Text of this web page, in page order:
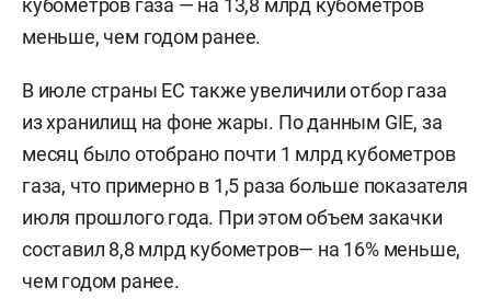
кубометров газа — на 13,8 млрд кубометров
меньше, чем годом ранее.
В июле страны ЕС также увеличили отбор газа
из хранилищ на фоне жары. По данным GIE, за
месяц было отобрано почти 1 млрд кубометров
газа, что примерно в 1,5 раза больше показателя
июля прошлого года. При этом объем закачки
составил 8,8 млрд кубометров— на 16% меньше,
чем годом ранее.